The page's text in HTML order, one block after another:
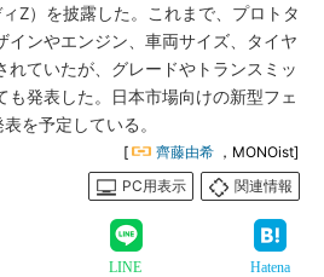
Z）を披露した。これまで、プロトタ
インやエンジン、車両サイズ、タイヤ
れていたが、グレードやトランスミッ
も発表した。日本市場向けの新型フェ
を予定している。
[ 齊藤由希 ，MONOist]
PC用表示
関連情報
LINE Hatena